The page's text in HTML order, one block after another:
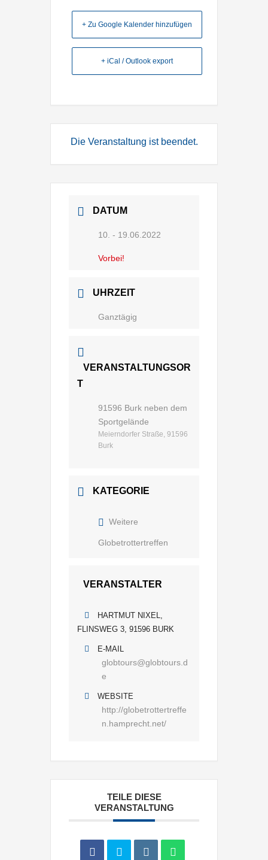
+ Zu Google Kalender hinzufügen
+ iCal / Outlook export
Die Veranstaltung ist beendet.
DATUM
10. - 19.06.2022
Vorbei!
UHRZEIT
Ganztägig
VERANSTALTUNGSOR
T
91596 Burk neben dem
Sportgelände
Meierndorfer Straße, 91596
Burk
KATEGORIE
Weitere
Globetrottertreffen
VERANSTALTER
HARTMUT NIXEL,
FLINSWEG 3, 91596 BURK
E-MAIL
globtours@globtours.d
e
WEBSITE
http://globetrottertreffe
n.hamprecht.net/
TEILE DIESE
VERANSTALTUNG